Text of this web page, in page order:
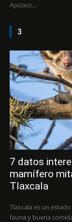
Apizaco...
3
7 datos
mamífero
Tlaxcala
Tlaxcala es un
fauna y buena